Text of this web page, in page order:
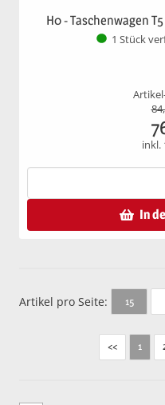
H0 - Taschenwagen
1 Stück
inkl.
In
Artikel pro Seite: 15
<< 1